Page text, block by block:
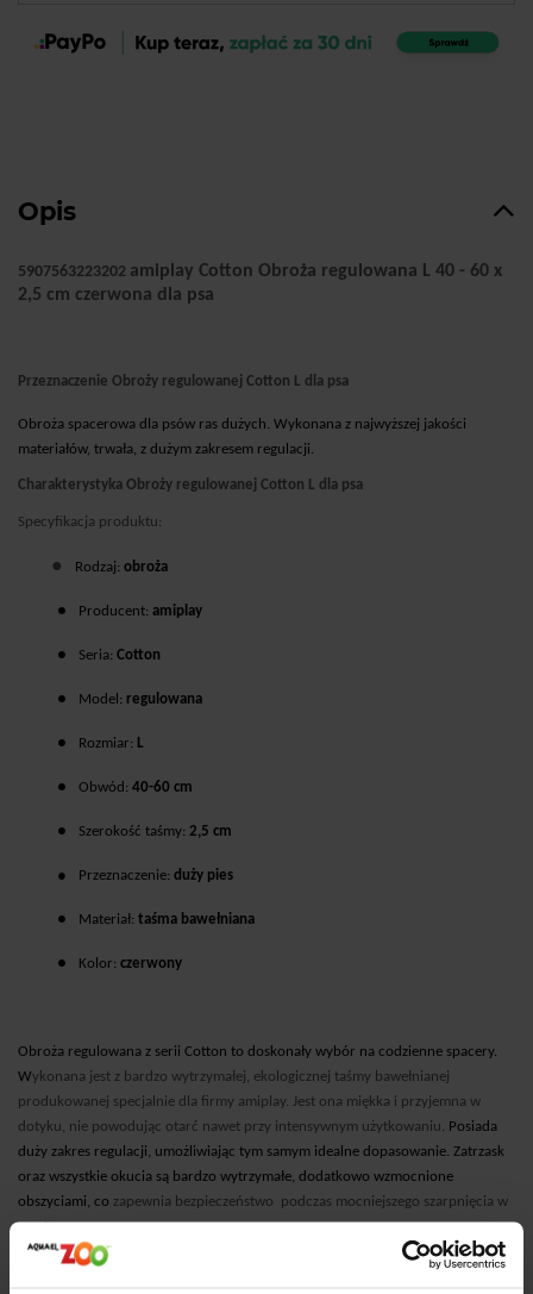
Opis
5907563223202 amiplay Cotton Obroża regulowana L 40 - 60 x
2,5 cm czerwona dla psa
Przeznaczenie Obroży regulowanej Cotton L dla psa
Obroża spacerowa dla psów ras dużych. Wykonana z najwyższej jakości
materiałów, trwała, z dużym zakresem regulacji.
Charakterystyka Obroży regulowanej Cotton L dla psa
Specyfikacja produktu:
● Rodzaj:obroża
● Producent: amiplay
● Seria: Cotton
● Model: regulowana
● Rozmiar: L
● Obwód: 40-60 cm
● Szerokość taśmy: 2,5 cm
● Przeznaczenie: duży pies
● Materiał: taśma bawełniana
● Kolor: czerwony
Obroża regulowana z serii Cotton to doskonały wybór na codzienne spacery.
Wykonana jest z bardzo wytrzymałej, ekologicznej taśmy bawełnianej
produkowanej specjalnie dla firmy amiplay. Jest ona miękka i przyjemna w
dotyku, nie powodując otarć nawet przy intensywnym użytkowaniu. Posiada
duży zakres regulacji, umożliwiając tym samym idealne dopasowanie. Zatrzask
oraz wszystkie okucia są bardzo wytrzymałe, dodatkowo wzmocnione
obszyciami, co zapewnia bezpieczeństwo
podczas mocniejszego szarpnięcia w
czasie spaceru.